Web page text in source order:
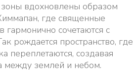
вдохновлены образом
где священные
гармонично сочетаются с
рождается пространство, где
переплетаются, создавая
между землей и небом.